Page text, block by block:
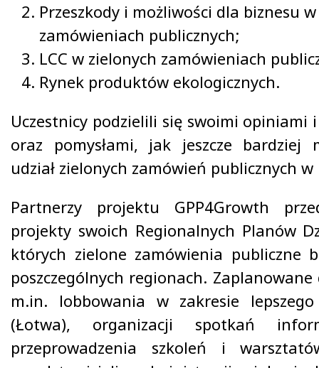
Przeszkody i możliwości dla biznesu
zamówieniach publicznych;
LCC w zielonych zamówieniach
Rynek produktów ekologicznych.
Uczestnicy podzielili się swoimi opiniami
oraz pomysłami, jak jeszcze bardziej
udział zielonych zamówień publicznych
Partnerzy projektu GPP4Growth
projekty swoich Regionalnych Planów
których zielone zamówienia publiczne
poszczególnych regionach. Zaplanowane
m.in. lobbowania w zakresie
(Łotwa), organizacji spotkań
przeprowadzenia szkoleń i